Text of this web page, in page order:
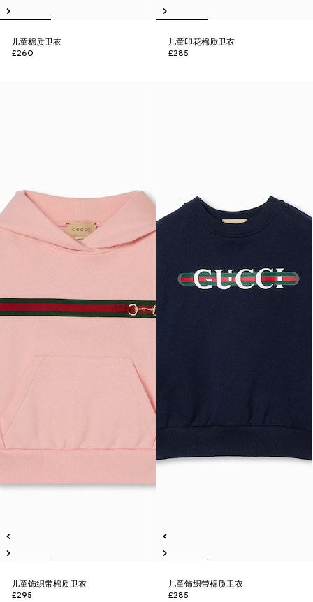
儿童棉质卫衣
£260
儿童印花棉质卫衣
£285
儿童饰织带棉质卫衣
£295
儿童饰织带棉质卫衣
£285